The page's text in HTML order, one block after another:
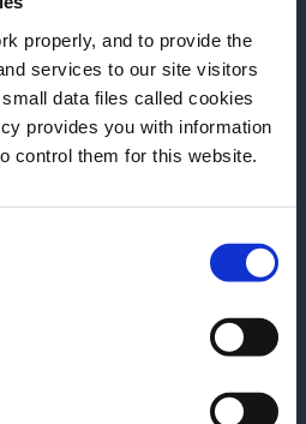
properly, and to provide the
services to our site visitors
data files called cookies
provides you with information
control them for this website.
precisamos saber sua